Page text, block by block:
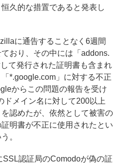
久的な措置であると発表し
に通告することなく6週間
おり、その中には「addons.
て発行された証明書も含まれ
*.google.com」に対する不正
からこの問題の報告を受け
ドメイン名に対して200以上
認めたが、依然として被害の
明書が不正に使用されたとい
。
認証局のComodoが偽の証